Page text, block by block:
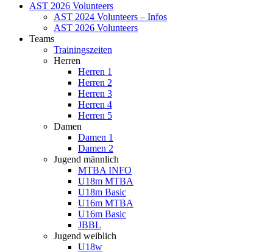
AST 2026 Volunteers
AST 2024 Volunteers – Infos
AST 2026 Volunteers
Teams
Trainingszeiten
Herren
Herren 1
Herren 2
Herren 3
Herren 4
Herren 5
Damen
Damen 1
Damen 2
Jugend männlich
MTBA INFO
U18m MTBA
U18m Basic
U16m MTBA
U16m Basic
JBBL
Jugend weiblich
U18w